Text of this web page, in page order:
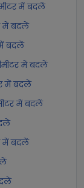
में बदलें
में बदलें
में बदलें
में बदलें
में बदलें
में बदलें
में बदलें